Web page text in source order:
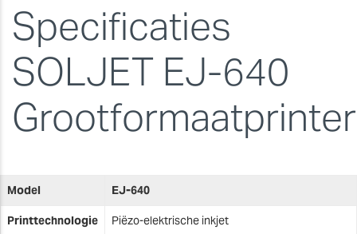
Specificaties
SOLJET EJ-640
Grootformaatprinter
Model EJ-640
Printtechnologie Piëzo-elektrische inkjet